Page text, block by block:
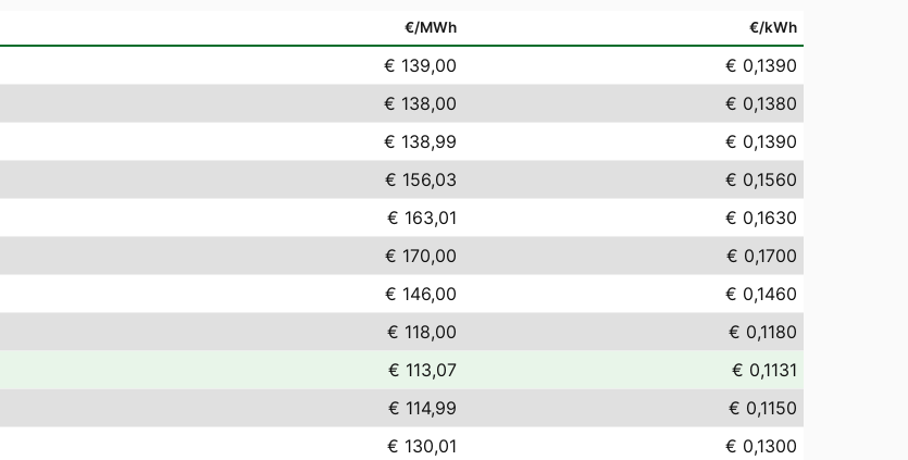
€/MWh €/kWh
€ 139,00
€ 0,1390
€ 138,00
€ 0,1380
€ 138,99
€ 0,1390
€ 156,03
€ 0,1560
€ 163,01
€ 0,1630
€ 170,00
€ 0,1700
€ 146,00
€ 0,1460
€ 118,00
€ 0,1180
€ 113,07
€ 0,1131
€ 114,99
€ 0,1150
€ 130,01
€ 0,1300